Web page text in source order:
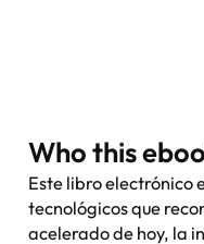
Who this
Este libro electrónico
tecnológicos que
acelerado de hoy, la